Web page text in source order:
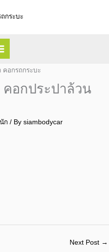
อกประปาล้วน
ก / By siambodycar
Next Post →